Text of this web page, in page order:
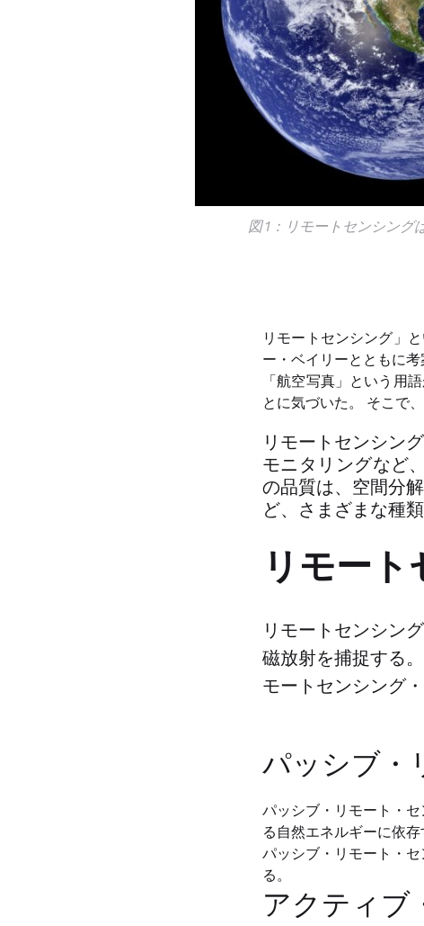
図1：リモートセンシング
リモートセンシング」
ー・ベイリーとともに
「航空写真」という用
とに気づいた。 そこで
リモートセンシン
モニタリングなど
の品質は、空間分
ど、さまざまな種
リモー
リモートセンシン
磁放射を捕捉する
モートセンシング
パッシブ・
パッシブ・リモート・
る自然エネルギーに依
パッシブ・リモート・
る。
アクティブ